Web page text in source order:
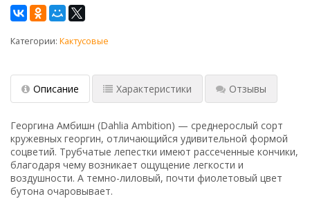
Категории: Кактусовые
Описание Характеристики Отзывы
Георгина Амбишн (Dahlia Ambition) — среднерослый сорт
кружевных георгин, отличающийся удивительной формой
соцветий. Трубчатые лепестки имеют рассеченные кончики,
благодаря чему возникает ощущение легкости и
воздушности. А темно-лиловый, почти фиолетовый цвет
бутона очаровывает.